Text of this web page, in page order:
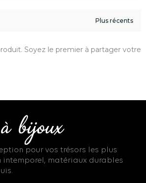
Soyez le premier à partager votre
pour vos trésors les plus
intemporel, matériaux durables